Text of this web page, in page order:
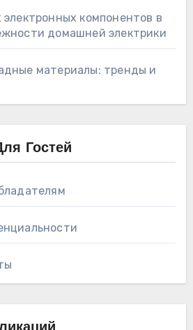
компонентов в
домашней электрики
материалы: тренды и
Гостей